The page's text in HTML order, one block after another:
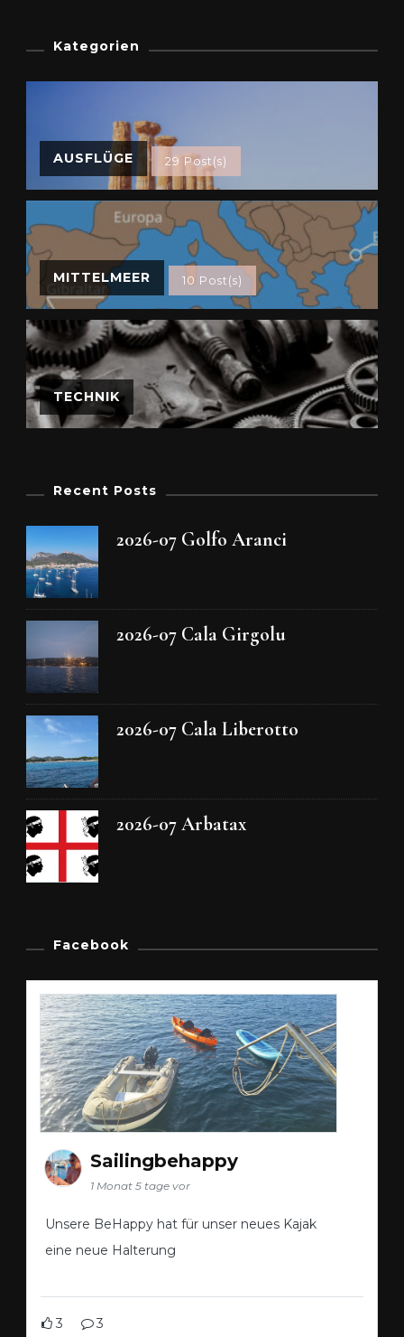
Kategorien
AUSFLÜGE 29 Post(s)
MITTELMEER 10 Post(s)
TECHNIK
Recent Posts
2026-07 Golfo Aranci
2026-07 Cala Girgolu
2026-07 Cala Liberotto
2026-07 Arbatax
Facebook
Sailingbehappy
1 Monat 5 tage vor
Unsere BeHappy hat für unser neues Kajak
eine neue Halterung
3 3